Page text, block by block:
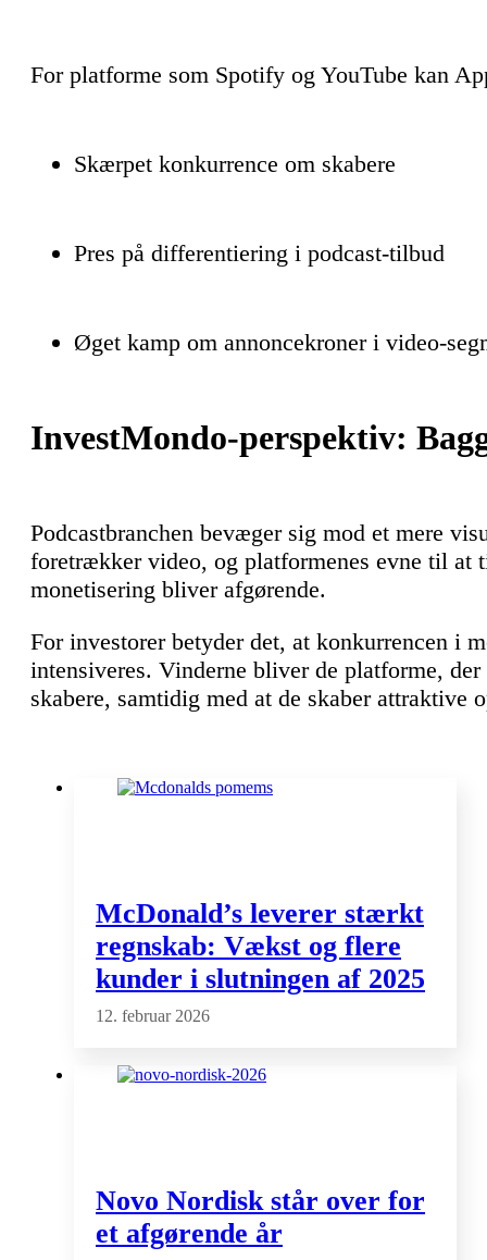
For platforme som Spotify og YouTube kan
Skærpet konkurrence om skabere
Pres på differentiering i podcast-tilbud
Øget kamp om annoncekroner i video-
InvestMondo-perspektiv:
Podcastbranchen bevæger sig mod et mere
foretrækker video, og platformenes evne til
monetisering bliver afgørende.
For investorer betyder det, at konkurrencen i
intensiveres. Vinderne bliver de platforme,
skabere, samtidig med at de skaber attraktive
McDonald’s leverer stærkt
regnskab: Vækst og flere
kunder i slutningen af 2025
12. februar 2026
Novo Nordisk står over for
et afgørende år